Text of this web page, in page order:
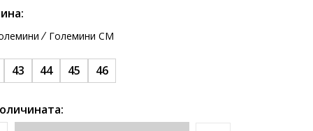
Големини CM
43 44 45 46